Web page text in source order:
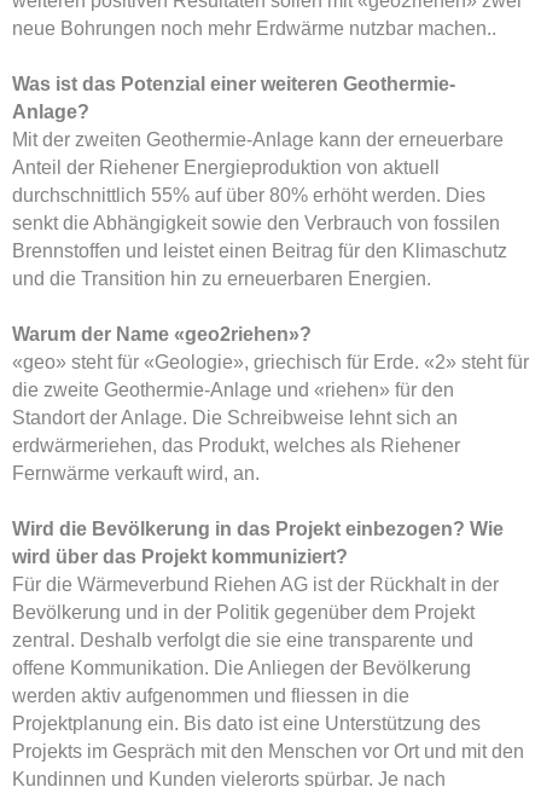
neue Bohrungen noch mehr Erdwärme nutzbar machen..
Was ist das Potenzial einer weiteren Geothermie-
Anlage?
Mit der zweiten Geothermie-Anlage kann der erneuerbare
Anteil der Riehener Energieproduktion von aktuell
durchschnittlich 55% auf über 80% erhöht werden. Dies
senkt die Abhängigkeit sowie den Verbrauch von fossilen
Brennstoffen und leistet einen Beitrag für den Klimaschutz
und die Transition hin zu erneuerbaren Energien.
Warum der Name «geo2riehen»?
«geo» steht für «Geologie», griechisch für Erde. «2» steht für
die zweite Geothermie-Anlage und «riehen» für den
Standort der Anlage. Die Schreibweise lehnt sich an
erdwärmeriehen, das Produkt, welches als Riehener
Fernwärme verkauft wird, an.
Wird die Bevölkerung in das Projekt einbezogen? Wie
wird über das Projekt kommuniziert?
Für die Wärmeverbund Riehen AG ist der Rückhalt in der
Bevölkerung und in der Politik gegenüber dem Projekt
zentral. Deshalb verfolgt die sie eine transparente und
offene Kommunikation. Die Anliegen der Bevölkerung
werden aktiv aufgenommen und fliessen in die
Projektplanung ein. Bis dato ist eine Unterstützung des
Projekts im Gespräch mit den Menschen vor Ort und mit den
Kundinnen und Kunden vielerorts spürbar. Je nach